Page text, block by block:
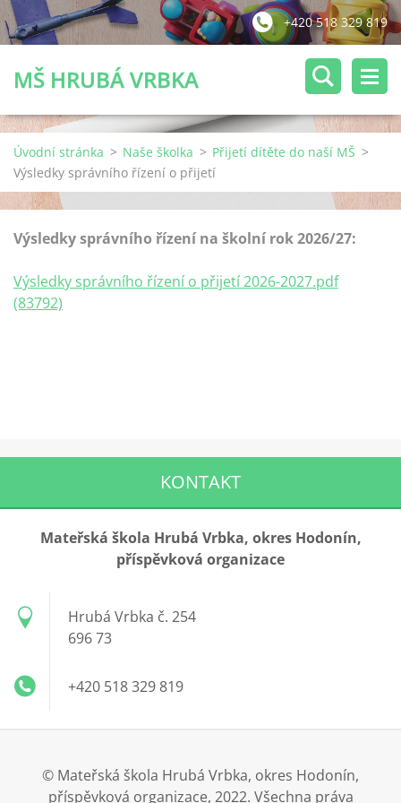
+420 518 329 819
MŠ HRUBÁ VRBKA
Úvodní stránka > Naše školka > Přijetí dítěte do naší MŠ >
Výsledky správního řízení o přijetí
Výsledky správního řízení na školní rok 2026/27:
Výsledky správního řízení o přijetí 2026-2027.pdf
(83792)
KONTAKT
Mateřská škola Hrubá Vrbka, okres Hodonín,
příspěvková organizace
Hrubá Vrbka č. 254
696 73
+420 518 329 819
© Mateřská škola Hrubá Vrbka, okres Hodonín,
příspěvková organizace, 2022. Všechna práva